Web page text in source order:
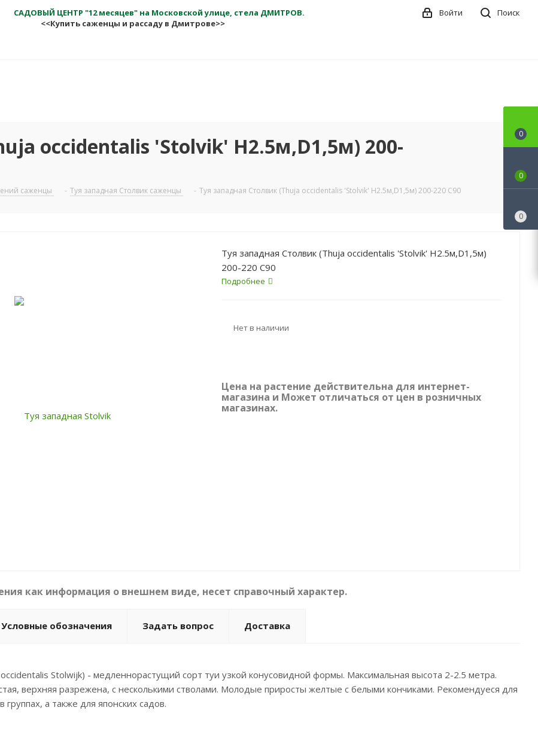
САДОВЫЙ ЦЕНТР "12 месяцев" на Московской улице, стела ДМИТРОВ.
<<Купить саженцы и рассаду в Дмитрове>>
Поиск
Войти
occidentalis 'Stolvik' H2.5м,D1,5м) 200-
саженцы - Туя западная Столвик саженцы - Туя западная Столвик (Thuja occidentalis 'Stolvik' H2.5м,D1,5м) 200-220 C90
Туя западная Столвик (Thuja occidentalis 'Stolvik' H2.5м,D1,5м)
200-220 C90
Подробнее
Нет в наличии
Цена на растение действительна для интернет-
магазина и Может отличаться от цен в розничных
магазинах.
как информация о внешнем виде, несет справочный характер.
Условные обозначения Задать вопрос Доставка
Stolwijk) - медленнорастущий сорт туи узкой конусовидной формы. Максимальная высота 2-2.5 метра.
верхняя разрежена, с несколькими стволами. Молодые приросты желтые с белыми кончиками. Рекомендуеся для
а также для японских садов.
0
0
0